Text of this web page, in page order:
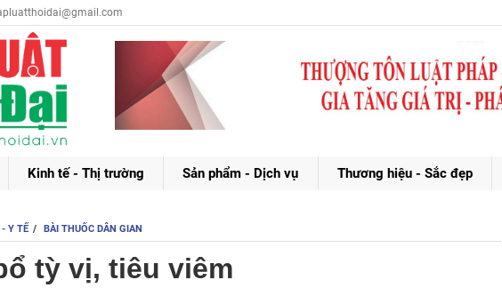
Kinh tế - Thị trường Sản phẩm - Dịch vụ Thương hiệu - Sắc đẹp
- Y TẾ BÀI THUỐC DÂN GIAN
tỳ vị, tiêu viêm